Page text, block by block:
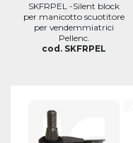
SKFRPEL -Silent block
per manicotto scuotitore
per vendemmiatrici
Pellenc.
cod. SKFRPEL